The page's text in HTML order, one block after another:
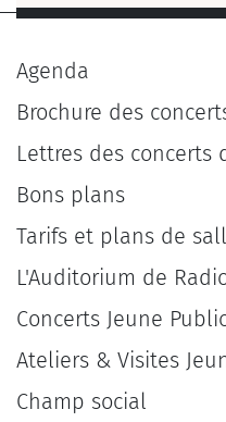
Agenda
Brochure des
Lettres des concerts
Bons plans
Tarifs et plans de
L'Auditorium de
Concerts Jeune
Ateliers & Visites
Champ social